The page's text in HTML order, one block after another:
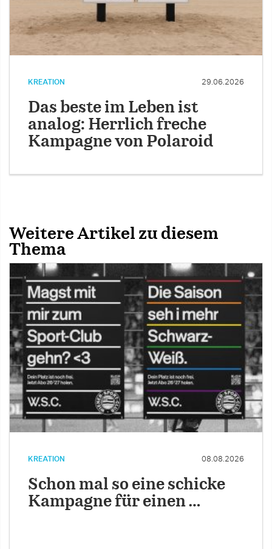
KREATION 29.06.2026
Das beste im Leben ist
analog: Herrlich freche
Kampagne von Polaroid
Weitere Artikel zu diesem
Thema
KREATION 08.08.2026
Schon mal so eine schicke
Kampagne für einen …